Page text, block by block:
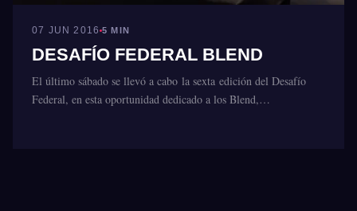
07 JUN 2016 5 MIN
DESAFÍO FEDERAL BLEND
El último sábado se llevó a cabo la sexta edición del Desafío
Federal, en esta oportunidad dedicado a los Blend,…